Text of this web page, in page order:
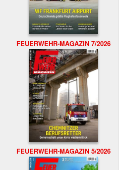
FEUERWEHR-MAGAZIN 7/2026
FEUERWEHR-MAGAZIN 5/2026